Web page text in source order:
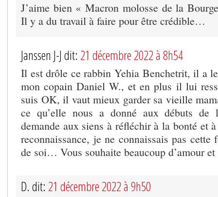
J’aime bien « Macron molosse de la
Il y a du travail à faire pour être crédible…
Janssen J-J dit: 21 décembre 2022 à 8h54
Il est drôle ce rabbin Yehia Benchetrit, il a
mon copain Daniel W., et en plus il lui
suis OK, il vaut mieux garder sa vieille
ce qu’elle nous a donné aux débuts
demande aux siens à réfléchir à la bonté et
reconnaissance, je ne connaissais pas
de soi… Vous souhaite beaucoup d’amour et
D. dit: 21 décembre 2022 à 9h50